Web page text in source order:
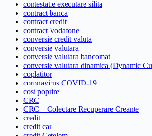
contestatie executare silita
contract banca
contract credit
contract Vodafone
conversie credit valuta
conversie valutara
conversie valutara bancomat
conversie valutara dinamica (Dynamic
coplatitor
coronavirus COVID-19
cost poprire
CRC
CRC – Colectare Recuperare Creante
credit
credit car